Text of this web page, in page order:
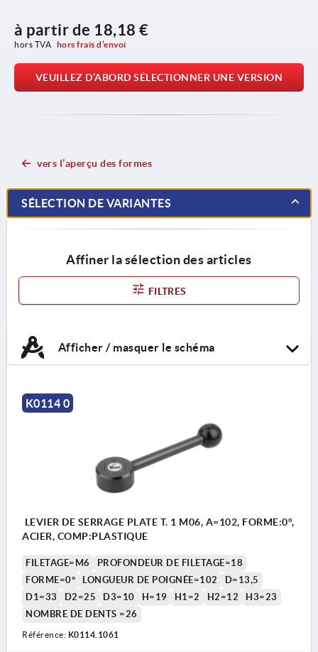
à partir de 18,18 €
hors TVA hors frais d’envoi
VEUILLEZ D’ABORD SÉLECTIONNER UNE VERSION
vers l’aperçu des formes
SÉLECTION DE VARIANTES
Affiner la sélection des articles
FILTRES
Afficher / masquer le schéma
K0114 0
LEVIER DE SERRAGE PLATE T. 1 M06, A=102, FORME:0°,
ACIER, COMP:PLASTIQUE
FILETAGE=M6
PROFONDEUR DE FILETAGE=18
FORME=0°
LONGUEUR DE POIGNÉE=102
D=13,5
D1=33
D2=25 D3=10 H=19 H1=2 H2=12
H3=23
NOMBRE DE DENTS =26
Référence: K0114.1061